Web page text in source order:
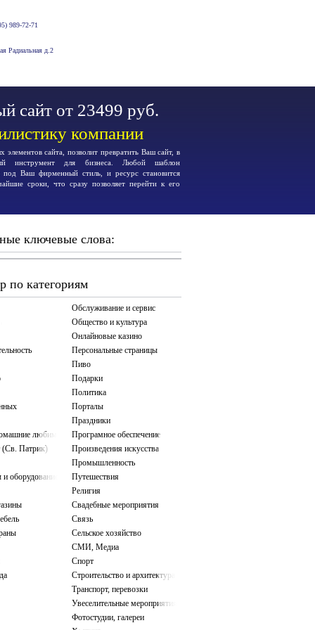
989-72-71
Радиальная д.2
сайт от 23499 руб.
компании
элементов сайта, позволит превратить Ваш сайт, в
инструмент для бизнеса. Любой шаблон
под Ваш фирменный стиль, и ресурс становится
сроки, что сразу позволяет перейти к его
ключевые слова:
по категориям
любимцы
(Св. Патрик)
оборудование
Обслуживание и сервис
Общество и культура
Онлайновые казино
Персональные страницы
Пиво
Подарки
Политика
Порталы
Праздники
Програмное обеспечение
Произведения искусства
Промышленность
Путешествия
Религия
Свадебные мероприятия
Связь
Сельское хозяйство
СМИ, Медиа
Спорт
Строительство и архитектура
Транспорт, перевозки
Увеселительные мероприятия
Фотостудии, галереи